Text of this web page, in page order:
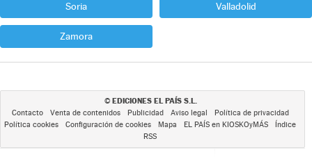
Soria Valladolid
Zamora
© EDICIONES EL PAÍS S.L.
Contacto Venta de contenidos Publicidad Aviso legal
Política de privacidad
Política cookies
Configuración de cookies Mapa EL PAÍS en KIOSKOyMÁS
Índice
RSS